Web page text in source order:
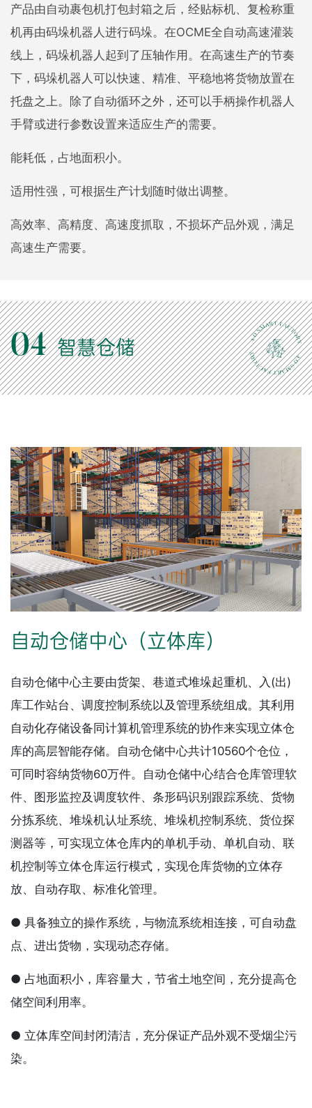
产品由自动裹包机打包封箱之后，经贴标机、复检称重
机再由码垛机器人进行码垛。在OCME全自动高速灌装
线上，码垛机器人起到了压轴作用。在高速生产的节奏
下，码垛机器人可以快速、精准、平稳地将货物放置在
托盘之上。除了自动循环之外，还可以手柄操作机器人
手臂或进行参数设置来适应生产的需要。
能耗低，占地面积小。
适用性强，可根据生产计划随时做出调整。
高效率、高精度、高速度抓取，不损坏产品外观，满足
高速生产需要。
04 智慧仓储
自动仓储中心（立体库）
自动仓储中心主要由货架、巷道式堆垛起重机、入(出)
库工作站台、调度控制系统以及管理系统组成。其利用
自动化存储设备同计算机管理系统的协作来实现立体仓
库的高层智能存储。自动仓储中心共计10560个仓位，
可同时容纳货物60万件。自动仓储中心结合仓库管理软
件、图形监控及调度软件、条形码识别跟踪系统、货物
分拣系统、堆垛机认址系统、堆垛机控制系统、货位探
测器等，可实现立体仓库内的单机手动、单机自动、联
机控制等立体仓库运行模式，实现仓库货物的立体存
放、自动存取、标准化管理。
● 具备独立的操作系统，与物流系统相连接，可自动盘
点、进出货物，实现动态存储。
● 占地面积小，库容量大，节省土地空间，充分提高仓
储空间利用率。
● 立体库空间封闭清洁，充分保证产品外观不受烟尘污
染。